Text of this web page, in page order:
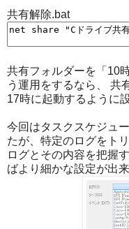
共有解除.bat
共有フォルダーを「10
う運用をするなら、 共
17時に起動するように
今回はタスクスケジュ
たが、特定のログをト
ログとその内容を把握
ばより細かな設定が出来